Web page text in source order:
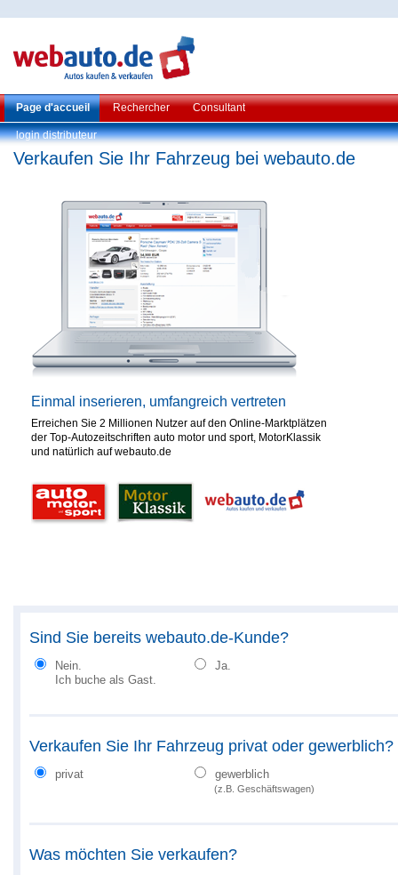
Page d'accueil Rechercher Consultant
login distributeur
Verkaufen Sie Ihr Fahrzeug bei webauto.de
Einmal inserieren, umfangreich vertreten
Erreichen Sie 2 Millionen Nutzer auf den Online-Marktplätzen
der Top-Autozeitschriften auto motor und sport, MotorKlassik
und natürlich auf webauto.de
Sind Sie bereits webauto.de-Kunde?
Nein.
Ich buche als Gast.
Ja.
Verkaufen Sie Ihr Fahrzeug privat oder gewerblich?
privat gewerblich
(z.B. Geschäftswagen)
Was möchten Sie verkaufen?